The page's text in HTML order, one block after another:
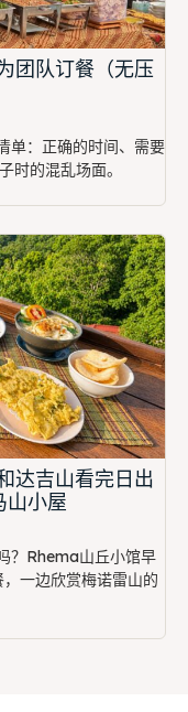
团队订餐（无压
单：正确的时间、需要
时的混乱场面。
达吉山看完日出
山小屋
？Rhema山丘小馆早
一边欣赏梅诺雷山的